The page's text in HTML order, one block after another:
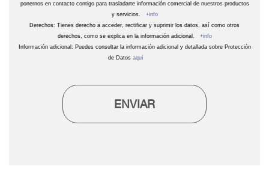
ponernos en contacto contigo para trasladarte información comercial de nuestros productos
y servicios. +info
Derechos: Tienes derecho a acceder, rectificar y suprimir los datos, así como otros
derechos, como se explica en la información adicional. +info
Información adicional: Puedes consultar la información adicional y detallada sobre Protección
de Datos aquí
ENVIAR